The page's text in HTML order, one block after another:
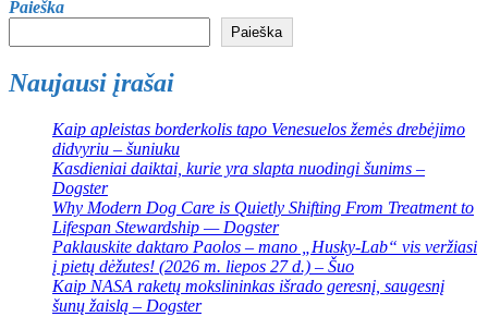
Paieška
Paieška
Naujausi įrašai
Kaip apleistas borderkolis tapo Venesuelos žemės drebėjimo
didvyriu – šuniuku
Kasdieniai daiktai, kurie yra slapta nuodingi šunims –
Dogster
Why Modern Dog Care is Quietly Shifting From Treatment to
Lifespan Stewardship — Dogster
Paklauskite daktaro Paolos – mano „Husky-Lab“ vis veržiasi
į pietų dėžutes! (2026 m. liepos 27 d.) – Šuo
Kaip NASA raketų mokslininkas išrado geresnį, saugesnį
šunų žaislą – Dogster